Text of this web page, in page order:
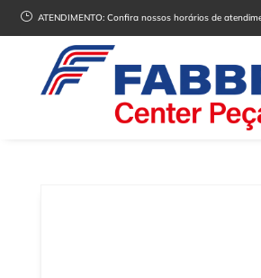
} ATENDIMENTO:Confira nossos horários de